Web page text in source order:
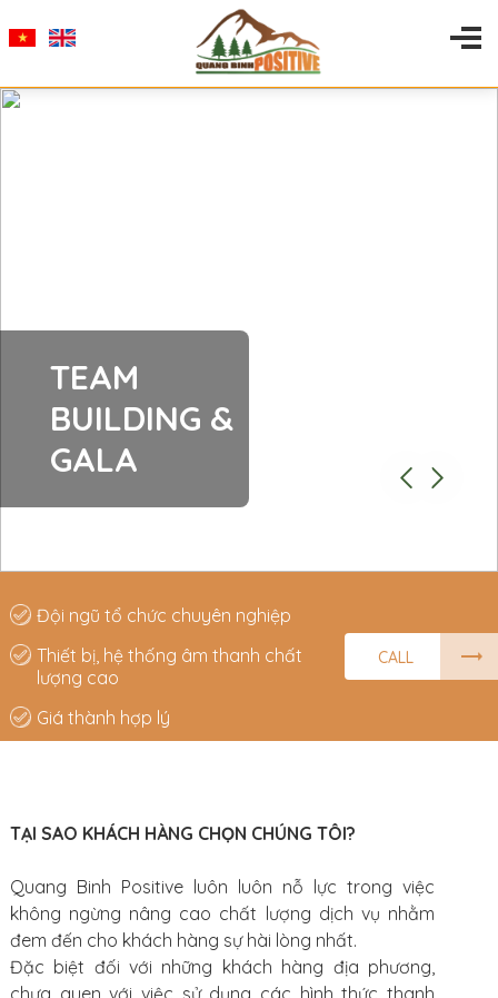
TEAM
BUILDING &
GALA
Đội ngũ tổ chức chuyên nghiệp
Thiết bị, hệ thống âm thanh chất
lượng cao
Giá thành hợp lý
CALL
TẠI SAO KHÁCH HÀNG CHỌN CHÚNG TÔI?
Quang Binh Positive luôn luôn nỗ lực trong việc
không ngừng nâng cao chất lượng dịch vụ nhằm
đem đến cho khách hàng sự hài lòng nhất.
Đặc biệt đối với những khách hàng địa phương,
chưa quen với việc sử dụng các hình thức thanh